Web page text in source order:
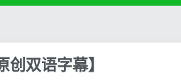
双语字幕】